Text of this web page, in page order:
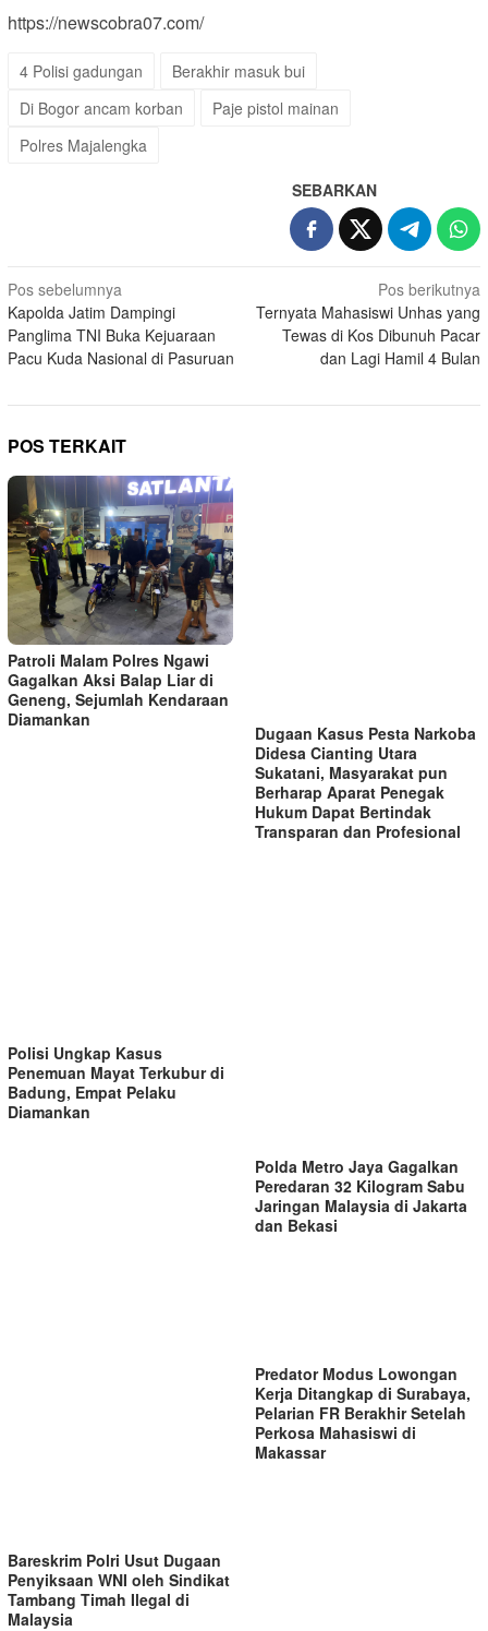
https://newscobra07.com/
4 Polisi gadungan
Berakhir masuk bui
Di Bogor ancam korban
Paje pistol mainan
Polres Majalengka
SEBARKAN
Navigasi
pos
Pos sebelumnya
Kapolda Jatim Dampingi
Panglima TNI Buka Kejuaraan
Pacu Kuda Nasional di Pasuruan
Pos berikutnya
Ternyata Mahasiswi Unhas yang
Tewas di Kos Dibunuh Pacar
dan Lagi Hamil 4 Bulan
POS TERKAIT
Patroli Malam Polres Ngawi
Gagalkan Aksi Balap Liar di
Geneng, Sejumlah Kendaraan
Diamankan
Dugaan Kasus Pesta Narkoba
Didesa Cianting Utara
Sukatani, Masyarakat pun
Berharap Aparat Penegak
Hukum Dapat Bertindak
Transparan dan Profesional
Polisi Ungkap Kasus
Penemuan Mayat Terkubur di
Badung, Empat Pelaku
Diamankan
Polda Metro Jaya Gagalkan
Peredaran 32 Kilogram Sabu
Jaringan Malaysia di Jakarta
dan Bekasi
Bareskrim Polri Usut Dugaan
Penyiksaan WNI oleh Sindikat
Tambang Timah Ilegal di
Malaysia
Predator Modus Lowongan
Kerja Ditangkap di Surabaya,
Pelarian FR Berakhir Setelah
Perkosa Mahasiswi di
Makassar